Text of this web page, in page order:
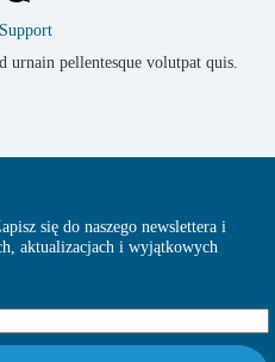
pellentesque volutpat quis.
się do naszego newslettera i
aktualizacjach i wyjątkowych